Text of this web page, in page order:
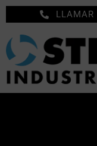
Saltar
al
contenido
LLAMAR